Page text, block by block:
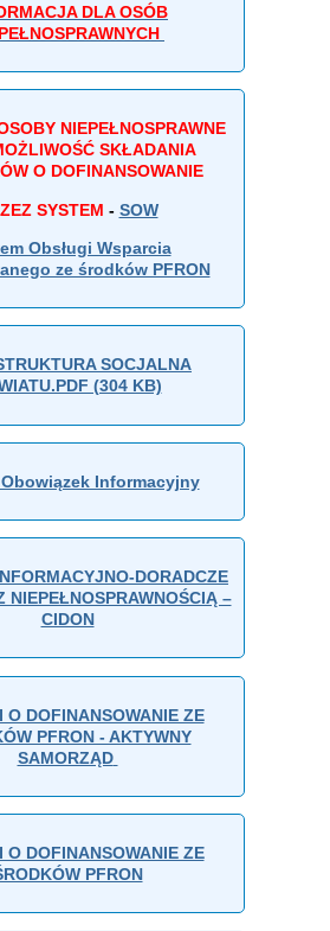
DLA OSÓB
NIEPEŁNOSPRAWNE
SKŁADANIA
O DOFINANSOWANIE
SYSTEM - SOW
Obsługi Wsparcia
ze środków PFRON
SOCJALNA
(304 KB)
Obowiązek Informacyjny
DORADCZE
NIEPEŁNOSPRAWNOŚCIĄ –
CIDON
O DOFINANSOWANIE ZE
PFRON - AKTYWNY
SAMORZĄD
O DOFINANSOWANIE ZE
PFRON